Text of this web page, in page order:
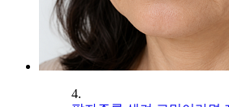
4.